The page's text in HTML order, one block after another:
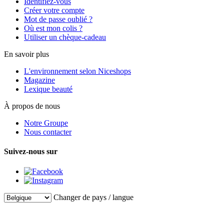
Créer votre compte
Mot de passe oublié ?
Où est mon colis ?
Utiliser un chèque-cadeau
En savoir plus
L'environnement selon Niceshops
Magazine
Lexique beauté
À propos de nous
Notre Groupe
Nous contacter
Suivez-nous sur
Changer de pays / langue